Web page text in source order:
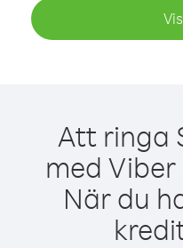
Att ringa
med
När du